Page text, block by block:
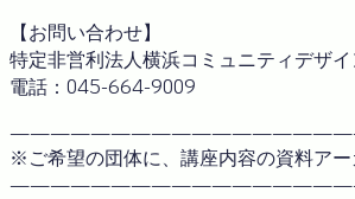
【お問い合わせ】
特定非営利法人横浜コミュニティデザ
電話：045-664-9009
※ご希望の団体に、講座内容の資料ア